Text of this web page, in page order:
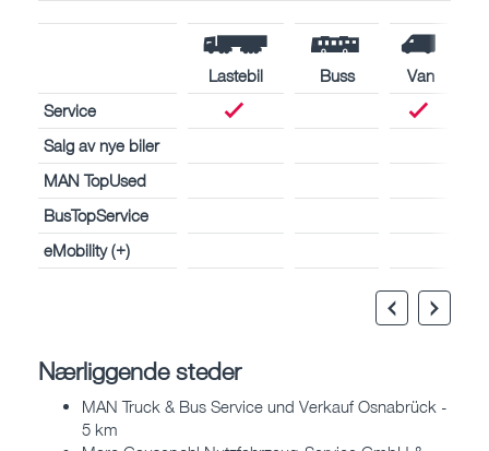
Lastebil Buss
Van
Service
Salg av nye biler
MAN TopUsed
BusTopService
eMobility (+)
Nærliggende steder
MAN Truck & Bus Service und Verkauf Osnabrück -
5 km